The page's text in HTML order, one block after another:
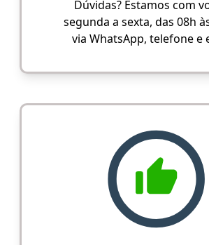
Dúvidas? Estamos com
segunda a sexta, das 08h
via WhatsApp, telefone e